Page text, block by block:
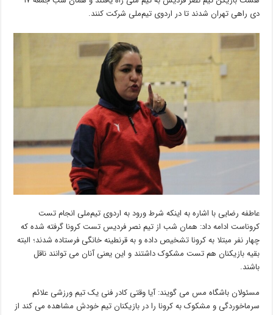
دی راهی تهران شدند تا در اردوی تیم‌ملی شرکت کنند.
عاطفه رضایی با اشاره به اینکه شرط ورود به اردوی تیم‌ملی انجام تست
کروناست ادامه داد: همان شب از تیم نصر فردیس تست کرونا گرفته‌ شده که
چهار نفر مبتلا به کرونا تشخیص داده و به قرنطینه خانگی فرستاده شدند؛ البته
بقیه بازیکنان هم تست مشکوک داشتند و این یعنی آنان می توانند ناقل
باشند.
مسئولان باشگاه مس می گویند: آیا وقتی کادر فنی یک تیم ورزشی علائم
سرماخوردگی و مشکوک به کرونا را در بازیکنان تیم خودش مشاهده می کند از